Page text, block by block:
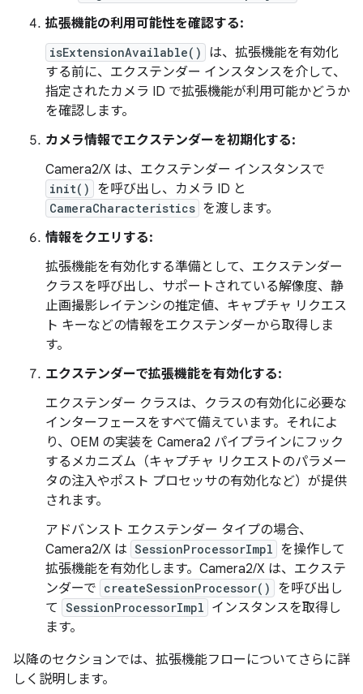
拡張機能の利用可能性を確認する:
isExtensionAvailable()
は、拡張機能を有効化
する前に、エクステンダー インスタンスを介して、
指定されたカメラ ID で拡張機能が利用可能かどうか
を確認します。
カメラ情報でエクステンダーを初期化する:
Camera2/X は、エクステンダー インスタンスで
init() を呼び出し、カメラ ID と
CameraCharacteristics を渡します。
情報をクエリする:
拡張機能を有効化する準備として、エクステンダー
クラスを呼び出し、サポートされている解像度、静
止画撮影レイテンシの推定値、キャプチャ リクエス
ト キーなどの情報をエクステンダーから取得しま
す。
エクステンダーで拡張機能を有効化する:
エクステンダー クラスは、クラスの有効化に必要な
インターフェースをすべて備えています。それによ
り、OEM の実装を Camera2 パイプラインにフック
するメカニズム（キャプチャ リクエストのパラメー
タの注入やポスト プロセッサの有効化など）が提供
されます。
アドバンスト エクステンダー タイプの場合、
Camera2/X は SessionProcessorImpl を操作して
拡張機能を有効化します。Camera2/X は、エクステ
ンダーで createSessionProcessor()
を呼び出し
て SessionProcessorImpl インスタンスを取得し
ます。
以降のセクションでは、拡張機能フローについてさらに詳
しく説明します。